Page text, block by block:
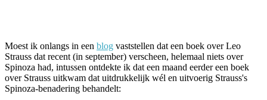
Moest ik onlangs in een blog vaststellen dat een boek over Leo
Strauss dat recent (in september) verscheen, helemaal niets over
Spinoza had, intussen ontdekte ik dat een maand eerder een boek
over Strauss uitkwam dat uitdrukkelijk wél en uitvoerig Strauss's
Spinoza-benadering behandelt: